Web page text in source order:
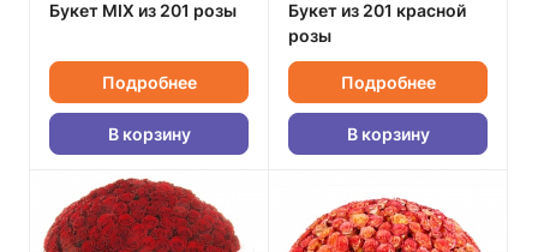
Букет MIX из 201 розы
Подробнее
В корзину
Букет из 201 красной
розы
Подробнее
В корзину